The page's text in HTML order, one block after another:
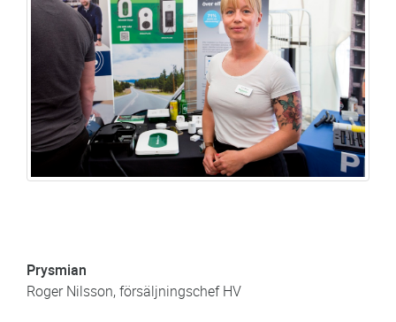
Prysmian
Roger Nilsson, försäljningschef HV